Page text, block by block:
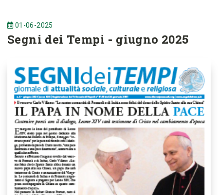
01-06-2025
Segni dei Tempi - giugno 2025